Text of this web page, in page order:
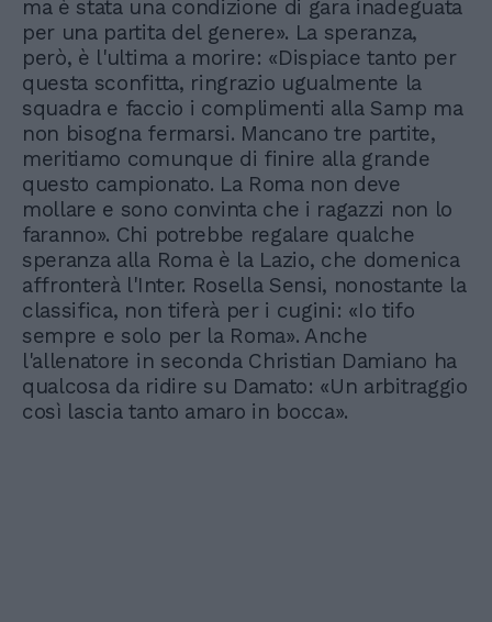
ma è stata una condizione di gara inadeguata
per una partita del genere». La speranza,
però, è l'ultima a morire: «Dispiace tanto per
questa sconfitta, ringrazio ugualmente la
squadra e faccio i complimenti alla Samp ma
non bisogna fermarsi. Mancano tre partite,
meritiamo comunque di finire alla grande
questo campionato. La Roma non deve
mollare e sono convinta che i ragazzi non lo
faranno». Chi potrebbe regalare qualche
speranza alla Roma è la Lazio, che domenica
affronterà l'Inter. Rosella Sensi, nonostante la
classifica, non tiferà per i cugini: «Io tifo
sempre e solo per la Roma». Anche
l'allenatore in seconda Christian Damiano ha
qualcosa da ridire su Damato: «Un arbitraggio
così lascia tanto amaro in bocca».